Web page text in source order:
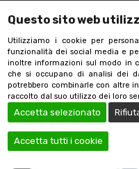
Questo sito web
Utilizziamo i cookie per
funzionalità dei social media e
inoltre informazioni sul modo in
che si occupano di analisi dei
potrebbero combinarle con altre
raccolto dal suo utilizzo dei loro
Accetta selezionato
Accetta tutti i cookie